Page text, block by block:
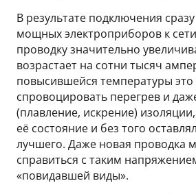
В результате подключения
мощных электроприборов к
проводку значительно
возрастает на сотни тысяч
повысившейся температуры
спровоцировать перегрев и
(плавление, искрение)
её состояние и без того
лучшего. Даже новая проводка
справиться с таким
«повидавшей виды».